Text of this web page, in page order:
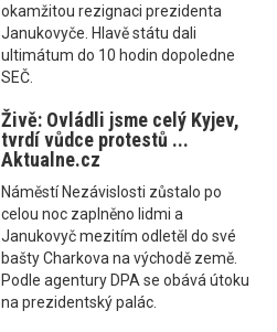
okamžitou rezignaci prezidenta
Janukovyče. Hlavě státu dali
ultimátum do 10 hodin dopoledne
SEČ.
Živě: Ovládli jsme celý Kyjev,
tvrdí vůdce protestů ...
Aktualne.cz
Náměstí Nezávislosti zůstalo po
celou noc zaplněno lidmi a
Janukovyč mezitím odletěl do své
bašty Charkova na východě země.
Podle agentury DPA se obává útoku
na prezidentský palác.